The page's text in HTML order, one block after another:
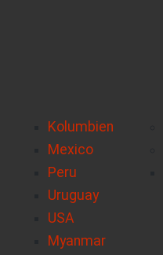
Kolumbien
Mexico
Peru
Uruguay
USA
Myanmar